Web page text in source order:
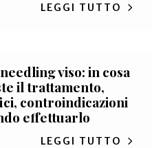
LEGGI TUTTO
viso: in cosa
il trattamento,
controindicazioni
effettuarlo
LEGGI TUTTO